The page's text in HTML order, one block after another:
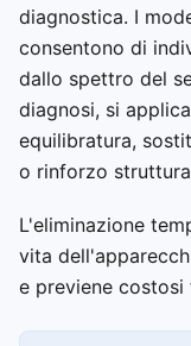
diagnostica. I
consentono di
dallo spettro del
diagnosi, si
equilibratura,
o rinforzo
L'eliminazione
vita
e previene